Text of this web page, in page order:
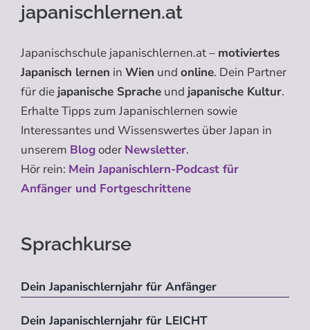
japanischlernen.at
Japanischschule japanischlernen.at – motiviertes
Japanisch lernen in Wien und online. Dein Partner
für die japanische Sprache und japanische Kultur.
Erhalte Tipps zum Japanischlernen sowie
Interessantes und Wissenswertes über Japan in
unserem Blogoder Newsletter.
Hör rein: Mein Japanischlern-Podcast für
Anfänger und Fortgeschrittene
Sprachkurse
Dein Japanischlernjahr für Anfänger
Dein Japanischlernjahr für LEICHT